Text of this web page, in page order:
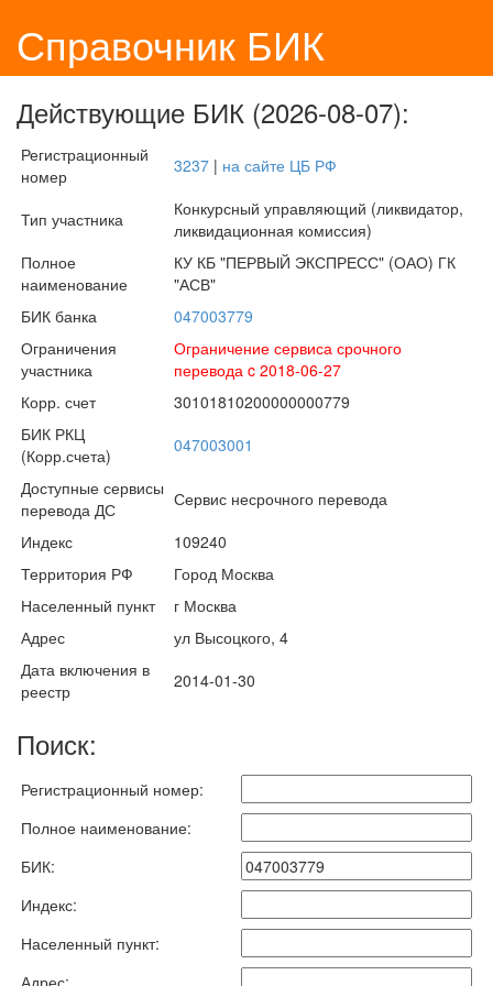
Справочник БИК
Действующие БИК (2026-08-07):
Регистрационный
номер
3237 | на сайте ЦБ РФ
Тип участника
Конкурсный управляющий (ликвидатор,
ликвидационная комиссия)
Полное
наименование
КУ КБ "ПЕРВЫЙ ЭКСПРЕСС" (ОАО) ГК
"АСВ"
БИК банка
047003779
Ограничения
участника
Ограничение сервиса срочного
перевода c 2018-06-27
Корр. счет
30101810200000000779
БИК РКЦ
(Корр.счета)
047003001
Доступные сервисы
перевода ДС
Сервис несрочного перевода
Индекс
109240
Территория РФ
Город Москва
Населенный пункт
г Москва
Адрес
ул Высоцкого, 4
Дата включения в
реестр
2014-01-30
Поиск:
Регистрационный номер:
Полное наименование:
БИК:
Индекс:
Населенный пункт:
Адрес: